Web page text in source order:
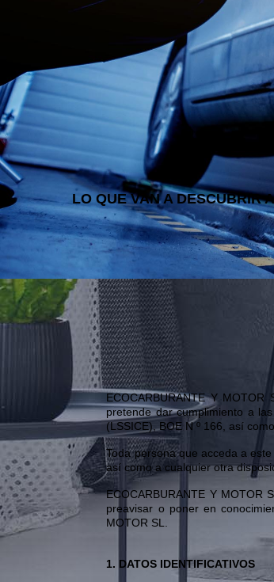
LO QUE VAN A DESCUBRIR
ECOCARBURANTE Y
pretende dar cumplimiento a
(LSSICE), BOE N º 166, así
Toda persona que acceda a
así como a cualquier otra
ECOCARBURANTE Y
preavisar o poner en
MOTOR SL.
1. DATOS IDENTIFICATIVOS